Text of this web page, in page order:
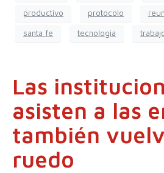
productivo protocolo
santa fe tecnologia
Las
asisten a las
también
ruedo